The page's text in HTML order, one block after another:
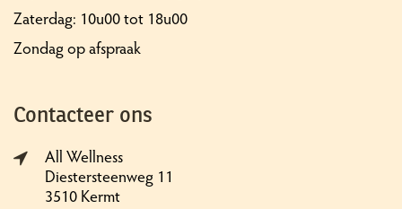
Zaterdag: 10u00 tot 18u00
Zondag op afspraak
Contacteer ons
All Wellness
Diestersteenweg 11
3510 Kermt